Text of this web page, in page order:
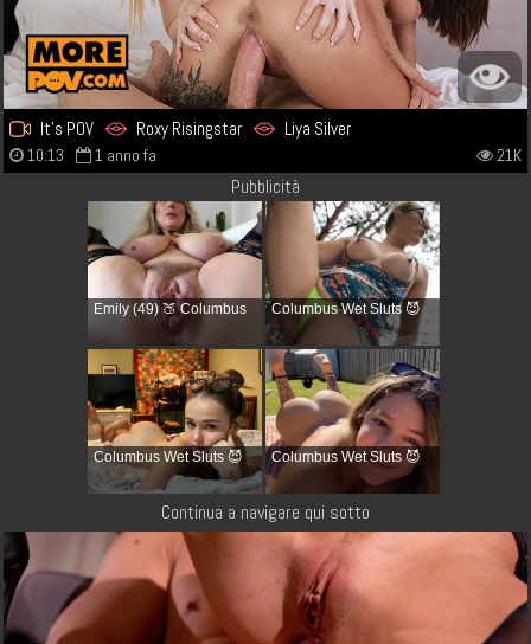
It's POV Roxy Risingstar Liya Silver
10:13 1 anno fa 21K
Pubblicità
Emily (49) 🍑 Columbus Columbus Wet Sluts 😈
Columbus Wet Sluts 😈 Columbus Wet Sluts 😈
Continua a navigare qui sotto